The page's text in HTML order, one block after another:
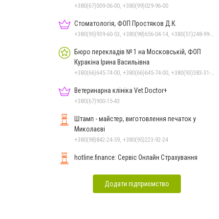
+380(67)009-06-00, +380(99)029-96-00
Стоматологія, ФОП Простяков Д.К.
Бюро перекладів № 1 на Московській, ФОП
Куракіна Ірина Васильівна
Ветеринарна клініка Vet.Doctor+
+380(67)900-15-43
Штамп - майстер, виготовлення печаток у
Миколаєві
+380(98)842-24-59, +380(95)223-92-24
hotline.finance: Сервіс Онлайн Страхування
Додати підприємство